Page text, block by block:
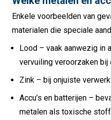
Enkele voorbeelden van
materialen die speciale
Lood – vaak aanwezig in
vervuiling veroorzaken
Zink – bij onjuiste
Accu’s en batterijen –
metalen als toxische